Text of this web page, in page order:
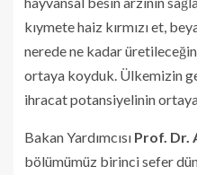
kıymete haiz kırmızı et,
nerede ne kadar
ortaya koyduk. Ülkemizin
ihracat potansiyelinin
Bakan Yardımcısı Prof. Dr.
bölümümüz birinci sefer